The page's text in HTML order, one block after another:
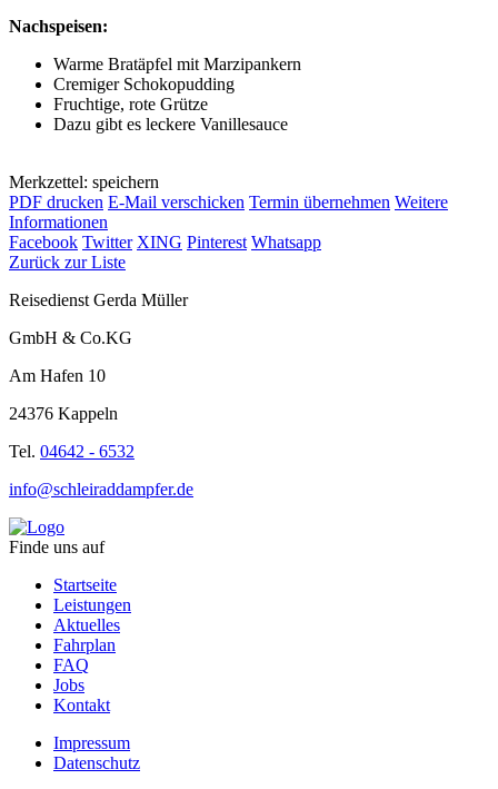
Nachspeisen:
Warme Bratäpfel mit Marzipankern
Cremiger Schokopudding
Fruchtige, rote Grütze
Dazu gibt es leckere Vanillesauce
Merkzettel: speichern
PDF drucken E-Mail verschicken Termin übernehmen Weitere
Informationen
Facebook Twitter XING Pinterest Whatsapp
Zurück zur Liste
Reisedienst Gerda Müller
GmbH & Co.KG
Am Hafen 10
24376 Kappeln
Tel. 04642 - 6532
info@schleiraddampfer.de
Finde uns auf
Startseite
Leistungen
Aktuelles
Fahrplan
FAQ
Jobs
Kontakt
Impressum
Datenschutz